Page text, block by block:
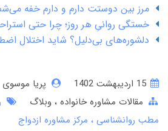
مرز بین دوستت دارم و دارم خفه
خستگی روانیِ هر روز؛ چرا حتی
دلشوره‌های بی‌دلیل؟ شاید اختلال
پریا موسوی
مقالات مشاوره خانواده وبلاگ
مطب روانشناسی
مرکز مشاوره ازدواج